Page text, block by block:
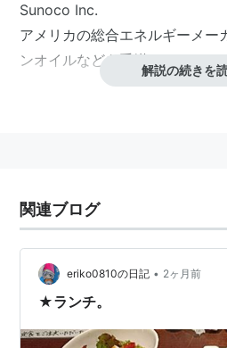
Sunoco Inc.
アメリカの総合エネルギーメー
ンオイルなどを手掛けている。
解説の続きを
関連ブログ
eriko0810の日記 • 2ヶ月前
★ランチ。